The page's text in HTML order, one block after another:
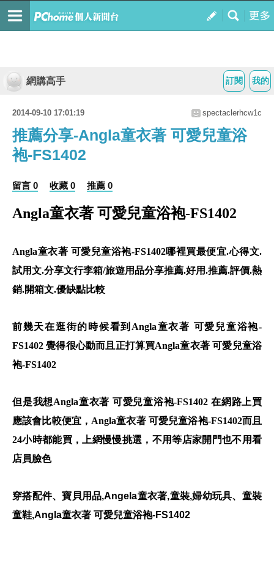
我的
訂閱
網購高手
2014-09-10 17:01:19 spectaclerhcw1c
推薦分享-Angla童衣著 可愛兒童浴
袍-FS1402
留言 0 收藏 0 推薦 0
Angla童衣著 可愛兒童浴袍-FS1402
Angla童衣著 可愛兒童浴袍-FS1402哪裡買最便宜.心得文.
試用文.分享文行李箱/旅遊用品分享推薦.好用.推薦.評價.熱
銷.開箱文.優缺點比較
前幾天在逛街的時候看到Angla童衣著 可愛兒童浴袍-
FS1402 覺得很心動而且正打算買Angla童衣著 可愛兒童浴
袍-FS1402
但是我想Angla童衣著 可愛兒童浴袍-FS1402 在網路上買
應該會比較便宜，Angla童衣著 可愛兒童浴袍-FS1402而且
24小時都能買，上網慢慢挑選，不用等店家開門也不用看
店員臉色
穿搭配件、寶貝用品,Angela童衣著,童裝,婦幼玩具、童裝
童鞋,Angla童衣著 可愛兒童浴袍-FS1402